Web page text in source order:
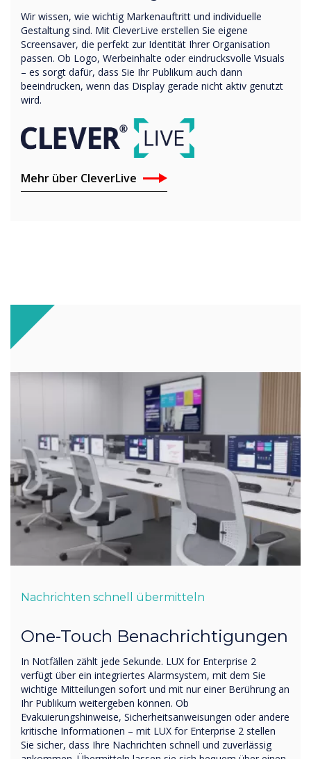
Wir wissen, wie wichtig Markenauftritt und individuelle
Gestaltung sind. Mit CleverLive erstellen Sie eigene
Screensaver, die perfekt zur Identität Ihrer Organisation
passen. Ob Logo, Werbeinhalte oder eindrucksvolle Visuals
– es sorgt dafür, dass Sie Ihr Publikum auch dann
beeindrucken, wenn das Display gerade nicht aktiv genutzt
wird.
Mehr über CleverLive
Nachrichten schnell übermitteln
One-Touch Benachrichtigungen
In Notfällen zählt jede Sekunde. LUX for Enterprise 2
verfügt über ein integriertes Alarmsystem, mit dem Sie
wichtige Mitteilungen sofort und mit nur einer Berührung an
Ihr Publikum weitergeben können. Ob
Evakuierungshinweise, Sicherheitsanweisungen oder andere
kritische Informationen – mit LUX for Enterprise 2 stellen
Sie sicher, dass Ihre Nachrichten schnell und zuverlässig